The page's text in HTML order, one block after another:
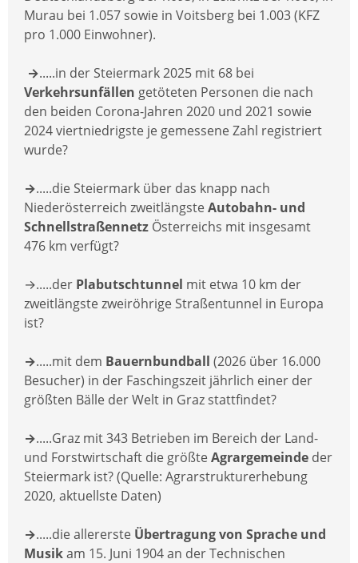
Murau bei 1.057 sowie in Voitsberg bei 1.003 (KFZ
pro 1.000 Einwohner).
→.....in der Steiermark 2025 mit 68 bei
Verkehrsunfällen getöteten Personen die nach
den beiden Corona-Jahren 2020 und 2021 sowie
2024 viertniedrigste je gemessene Zahl registriert
wurde?
→.....die Steiermark über das knapp nach
Niederösterreich zweitlängste Autobahn- und
Schnellstraßennetz Österreichs mit insgesamt
476 km verfügt?
→.....der Plabutschtunnel mit etwa 10 km der
zweitlängste zweiröhrige Straßentunnel in Europa
ist?
→.....mit dem Bauernbundball (2026 über 16.000
Besucher) in der Faschingszeit jährlich einer der
größten Bälle der Welt in Graz stattfindet?
→.....Graz mit 343 Betrieben im Bereich der Land-
und Forstwirtschaft die größte Agrargemeinde der
Steiermark ist? (Quelle: Agrarstrukturerhebung
2020, aktuellste Daten)
→.....die allererste Übertragung von Sprache und
Musikam 15. Juni 1904 an der Technischen